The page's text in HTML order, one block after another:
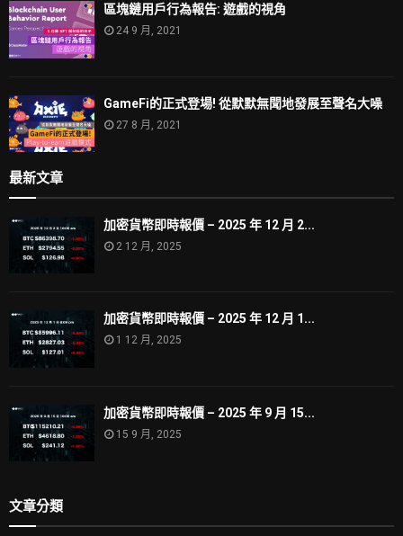
區塊鏈用戶行為報告: 遊戲的視角
24 9 月, 2021
GameFi的正式登場! 從默默無聞地發展至聲名大噪
27 8 月, 2021
最新文章
加密貨幣即時報價 – 2025 年 12 月 2...
2 12 月, 2025
加密貨幣即時報價 – 2025 年 12 月 1...
1 12 月, 2025
加密貨幣即時報價 – 2025 年 9 月 15...
15 9 月, 2025
文章分類